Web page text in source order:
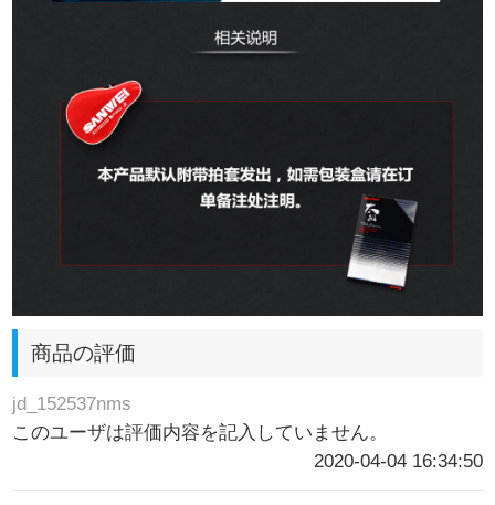
商品の評価
jd_152537nms
このユーザは評価内容を記入していません。
2020-04-04 16:34:50